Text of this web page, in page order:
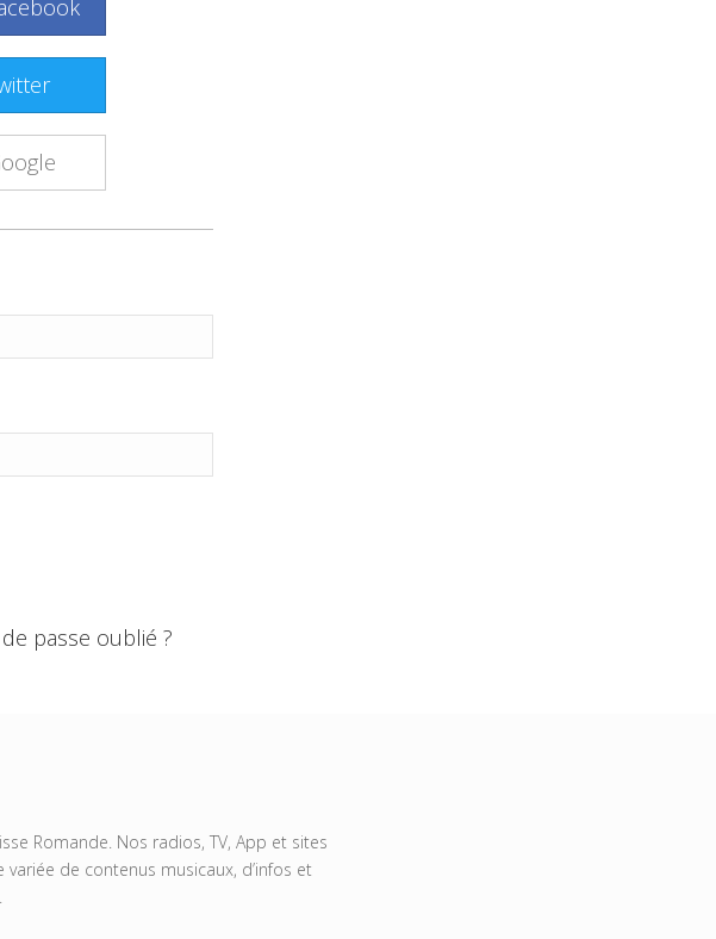
passe oublié ?
Romande. Nos radios, TV, App et sites
de contenus musicaux, d’infos et